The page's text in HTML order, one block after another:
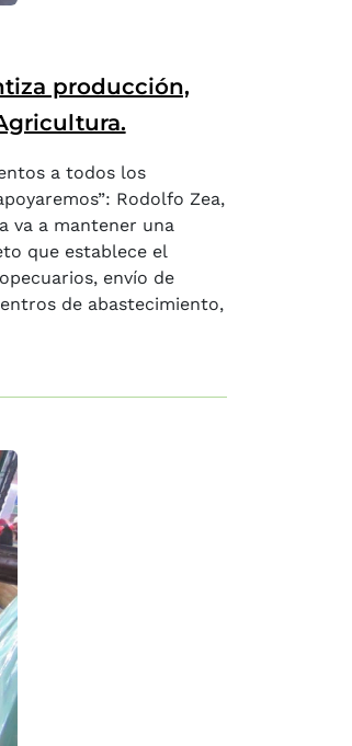
producción,
a todos los
Rodolfo Zea,
va a mantener una
que establece el
envío de
de abastecimiento,